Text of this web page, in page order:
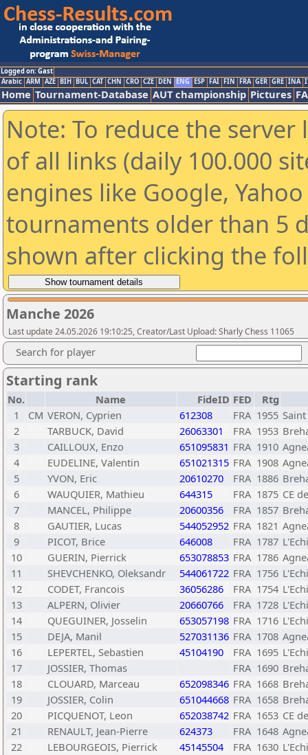
Logged on: Gast
Arabic ARM AZE BIH BUL CAT CHN CRO CZE DEN ENG ESP FAI FIN FRA GER GRE INA
Home Tournament-Database AUT championship Pictures
Note: To reduce the
of all links (daily 100.000
engines like Google,
tournaments older than 5
shown after clicking the
Manche 2026
Last update 24.05.2026 19:10:25, Creator/Last Upload: Sharly Chess 11065
Search for player
Starting rank
No. Name FideID FED
Rtg
1
CM VERON, Cyprien 612308 FRA 1955
2
TARBUCK, David 26063301 FRA 1953
3
CAILLOUX, Enzo 651095831 FRA 1910
4
EUDELINE, Valentin 651021315 FRA 1908
5
YVON, Eric 20610270 FRA 1886
6
WAUQUIER, Mathieu 644315 FRA 1875 CE
7
MANCEL, Philippe 20600356 FRA 1857
8
GAUTIER, Lucas 544052952 FRA 1821
9
PICOT, Brice 646008 FRA 1787
10
GUERIN, Pierrick 653078853 FRA 1786
11
SHEVCHENKO, Oleksandr 544061722 FRA 1756
12
CODET, Francois 36056286 FRA 1754
13
ALPERN, Olivier 20660766 FRA 1728
14
QUEGUINER, Josselin 653057198 FRA 1716
15
DEJA, Manil 527031136 FRA 1708
16
LEPERTEL, Sebastien 45104190 FRA 1695
17
JOSSIER, Thomas FRA 1690
18
CLOUARD, Marceau 652098346 FRA 1668
19
JOSSIER, Colin 651044668 FRA 1658
20
PICQUENOT, Leon 652038742 FRA 1653 CE
21
RENAULT, Jean-Pierre 624373 FRA 1648
22
LEBOURGEOIS, Pierrick 45145504 FRA 1630